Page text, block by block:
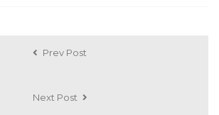
Prev Post
Next Post